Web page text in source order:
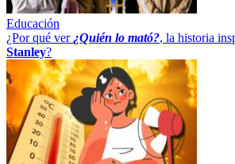
Educación
¿Por qué ver ¿Quién lo mató?, la historia
Stanley?